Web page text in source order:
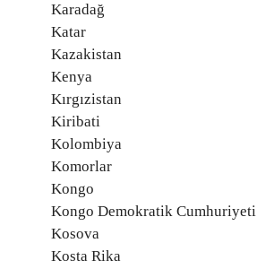
Karadağ
Katar
Kazakistan
Kenya
Kırgızistan
Kiribati
Kolombiya
Komorlar
Kongo
Kongo Demokratik Cumhuriyeti
Kosova
Kosta Rika